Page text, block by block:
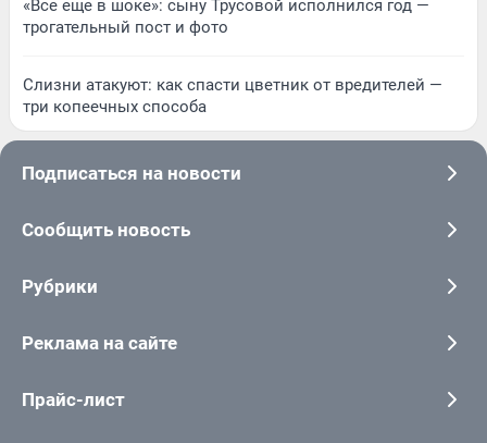
«Все еще в шоке»: сыну Трусовой исполнился год —
трогательный пост и фото
Слизни атакуют: как спасти цветник от вредителей —
три копеечных способа
Подписаться на новости
Сообщить новость
Рубрики
Реклама на сайте
Прайс-лист